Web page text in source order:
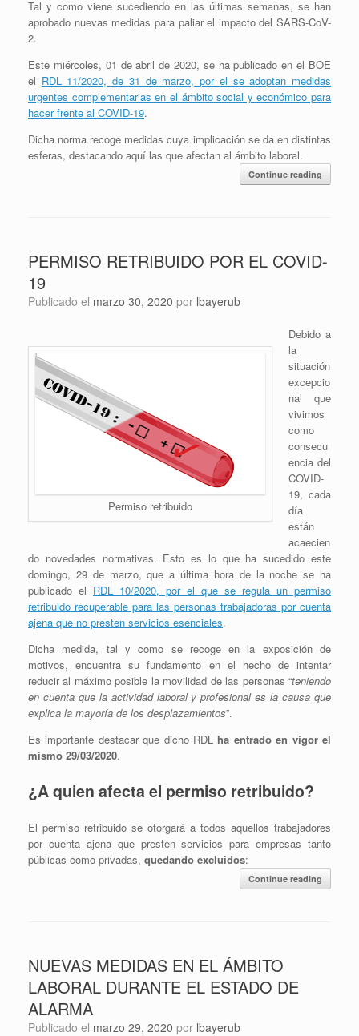
Tal y como viene sucediendo en las últimas semanas, se han
aprobado nuevas medidas para paliar el impacto del SARS-CoV-
2.
Este miércoles, 01 de abril de 2020, se ha publicado en el BOE
el RDL 11/2020, de 31 de marzo, por el se adoptan medidas
urgentes complementarias en el ámbito social y económico para
hacer frente al COVID-19.
Dicha norma recoge medidas cuya implicación se da en distintas
esferas, destacando aquí las que afectan al ámbito laboral.
Continue reading
PERMISO RETRIBUIDO POR EL COVID-
19
Publicado el marzo 30, 2020 por lbayerub
Permiso retribuido
Debido a
la
situación
excepcio
nal que
vivimos
como
consecu
encia del
COVID-
19, cada
día
están
acaecien
do novedades normativas. Esto es lo que ha sucedido este
domingo, 29 de marzo, que a última hora de la noche se ha
publicado el RDL 10/2020, por el que se regula un permiso
retribuido recuperable para las personas trabajadoras por cuenta
ajena que no presten servicios esenciales.
Dicha medida, tal y como se recoge en la exposición de
motivos, encuentra su fundamento en el hecho de intentar
reducir al máximo posible la movilidad de las personas “teniendo
en cuenta que la actividad laboral y profesional es la causa que
explica la mayoría de los desplazamientos”.
Es importante destacar que dicho RDL ha entrado en vigor el
mismo 29/03/2020.
¿A quien afecta el permiso retribuido?
El permiso retribuido se otorgará a todos aquellos trabajadores
por cuenta ajena que presten servicios para empresas tanto
públicas como privadas, quedando excluidos:
Continue reading
NUEVAS MEDIDAS EN EL ÁMBITO
LABORAL DURANTE EL ESTADO DE
ALARMA
Publicado el marzo 29, 2020 por lbayerub